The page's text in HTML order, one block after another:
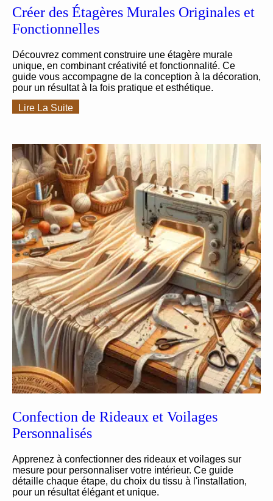
Créer des Étagères Murales Originales et
Fonctionnelles
Découvrez comment construire une étagère murale
unique, en combinant créativité et fonctionnalité. Ce
guide vous accompagne de la conception à la décoration,
pour un résultat à la fois pratique et esthétique.
Lire La Suite
Confection de Rideaux et Voilages
Personnalisés
Apprenez à confectionner des rideaux et voilages sur
mesure pour personnaliser votre intérieur. Ce guide
détaille chaque étape, du choix du tissu à l'installation,
pour un résultat élégant et unique.